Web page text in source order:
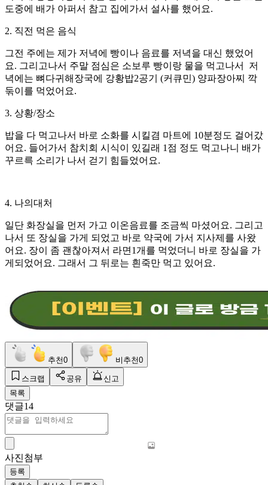
도중에 배가 아퍼서 참고 집에가서 설사를 했어요.
2. 직전 먹은 음식
그전 주에는 제가 저녁에 빵이나 음료를 저녁을 대신 했었어
요. 그리고나서 주말 점심은 소보루 빵이랑 물을 먹고나서 저
녁에는 뼈다귀해장국에 강황밥2공기 (커큐민) 양파장아찌 깍
둒이를 먹었어요.
3. 상황/장소
밥을 다 먹고나서 바로 소화를 시킬겸 마트에 10분정도 걸어갔
어요. 들어가서 참치회 시식이 있길래 1점 정도 먹고나니 배가
꾸르륵 소리가 나서 걷기 힘들었어요.
4. 나의대처
일단 화장실을 먼저 가고 이온음료를 조금씩 마셨어요. 그리고
나서 또 장실을 가게 되었고 바로 약국에 가서 지사제를 사왔
어요. 장이 좀 괜찮아져서 라면1개를 먹었더니 바로 장실을 가
게되었어요. 그래서 그 뒤로는 흰죽만 먹고 있어요.
추천0 비추천0
스크랩 공유
신고
목록
댓글14
사진첨부
등록